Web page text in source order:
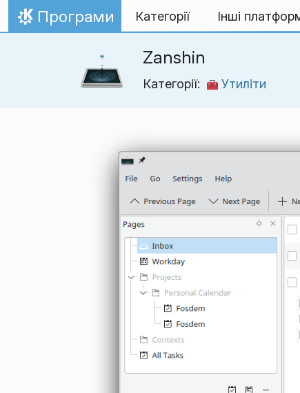
Перейти до вмісту
Домівка
Програми Категорії Інші
Zanshin
Категорії: Утиліти